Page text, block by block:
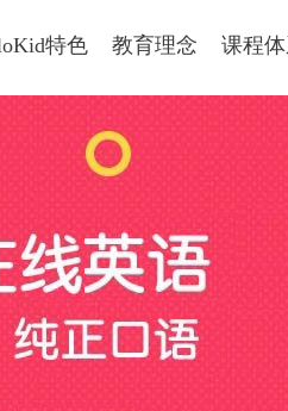
特色 教育理念 课程